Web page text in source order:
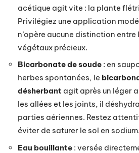
acétique agit vite : la plante
Privilégiez une application
n’opère aucune distinction
végétaux précieux.
Bicarbonate de soude : en
herbes spontanées, le
désherbant agit après un léger
les allées et les joints, il
parties aériennes. Restez
éviter de saturer le sol en sodium.
Eau bouillante : versée